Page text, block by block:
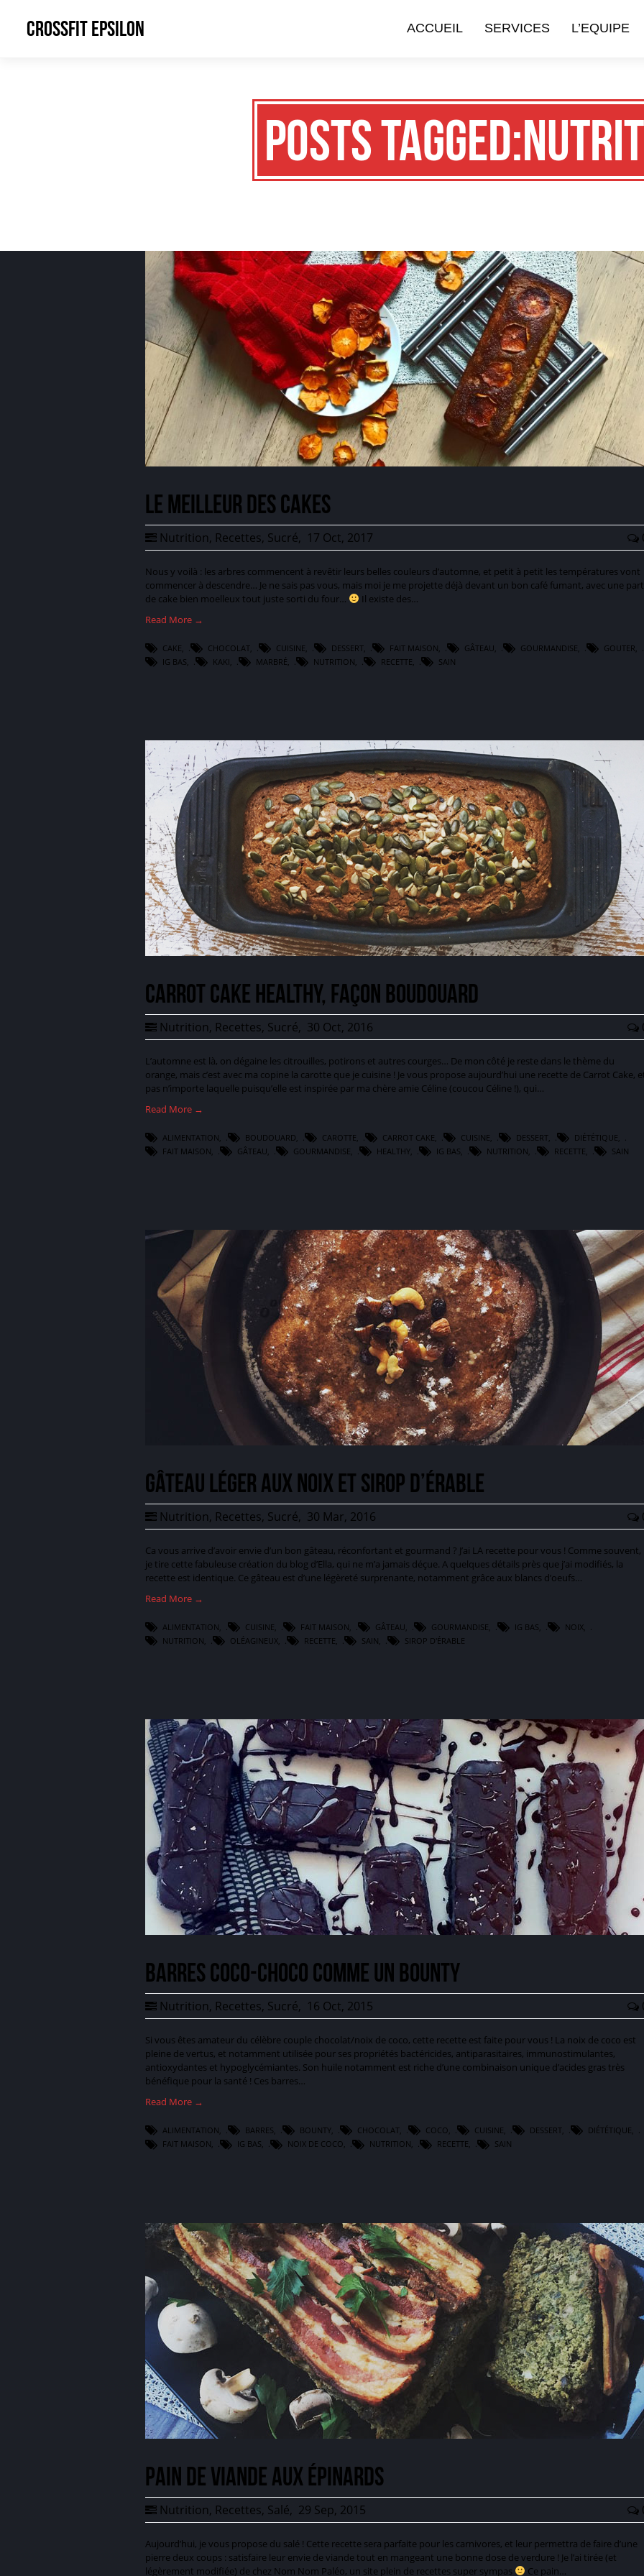
CrossFit Epsilon ACCUEIL SERVICES L’EQUIPE
Posts
Le meilleur des cakes
Nutrition, Recettes, Sucré, 17 Oct, 2017
Nous y voilà : les arbres commencent à revêtir leurs belles couleurs d’automne, et petit à petit les températures vont
commencer à descendre… Je ne sais pas vous, mais moi je me projette déjà devant un bon café fumant, avec une part
de cake bien moelleux tout juste sorti du four…
Il existe des…
Read More →
CAKE, CHOCOLAT, CUISINE, DESSERT, FAIT MAISON, GÂTEAU, GOURMANDISE, GOUTER,
IG BAS, KAKI, MARBRÉ, NUTRITION, RECETTE, SAIN
Carrot Cake healthy, façon Boudouard
Nutrition, Recettes, Sucré, 30 Oct, 2016
L’automne est là, on dégaine les citrouilles, potirons et autres courges… De mon côté je reste dans le thème du
orange, mais c’est avec ma copine la carotte que je cuisine ! Je vous propose aujourd’hui une recette de Carrot Cake,
pas n’importe laquelle puisqu’elle est inspirée par ma chère amie Céline (coucou Céline !), qui…
Read More →
ALIMENTATION, BOUDOUARD, CAROTTE, CARROT CAKE, CUISINE, DESSERT, DIÉTÉTIQUE,
FAIT MAISON, GÂTEAU, GOURMANDISE, HEALTHY, IG BAS, NUTRITION, RECETTE, SAIN
Gâteau léger aux noix et sirop d’érable
Nutrition, Recettes, Sucré, 30 Mar, 2016
Ca vous arrive d’avoir envie d’un bon gâteau, réconfortant et gourmand ? J’ai LA recette pour vous ! Comme souvent,
je tire cette fabuleuse création du blog d’Ella, qui ne m’a jamais déçue. A quelques détails près que j’ai modifiés, la
recette est identique. Ce gâteau est d’une légèreté surprenante, notamment grâce aux blancs d’oeufs…
Read More →
ALIMENTATION, CUISINE, FAIT MAISON, GÂTEAU, GOURMANDISE, IG BAS, NOIX,
NUTRITION, OLÉAGINEUX, RECETTE, SAIN, SIROP D'ÉRABLE
Barres coco-choco comme un Bounty
Nutrition, Recettes, Sucré, 16 Oct, 2015
Si vous êtes amateur du célèbre couple chocolat/noix de coco, cette recette est faite pour vous ! La noix de coco est
pleine de vertus, et notamment utilisée pour ses propriétés bactéricides, antiparasitaires, immunostimulantes,
antioxydantes et hypoglycémiantes. Son huile notamment est riche d’une combinaison unique d’acides gras très
bénéfique pour la santé ! Ces barres…
Read More →
ALIMENTATION, BARRES, BOUNTY, CHOCOLAT, COCO, CUISINE, DESSERT, DIÉTÉTIQUE,
FAIT MAISON, IG BAS, NOIX DE COCO, NUTRITION, RECETTE, SAIN
Pain de viande aux épinards
Nutrition, Recettes, Salé, 29 Sep, 2015
Aujourd’hui, je vous propose du salé ! Cette recette sera parfaite pour les carnivores, et leur permettra de faire d’une
pierre deux coups : satisfaire leur envie de viande tout en mangeant une bonne dose de verdure ! Je l’ai tirée (et
légèrement modifiée) de chez Nom Nom Paléo, un site plein de recettes super sympas
Ce pain…